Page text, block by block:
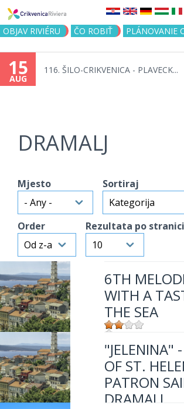
Jump to navigation
OBJAV RIVIÉRU ČO ROBIŤ PLÁNOVANIE
15
AUG
116. ŠILO-CRIKVENICA - PLAVECK...
DRAMALJ
Mjesto Sortiraj
Order Rezultata po stranici
6TH
WITH A
THE SEA
Mjesto:Mjesto:
"JELENINA"
OF ST.
PATRON
DRAMALJ